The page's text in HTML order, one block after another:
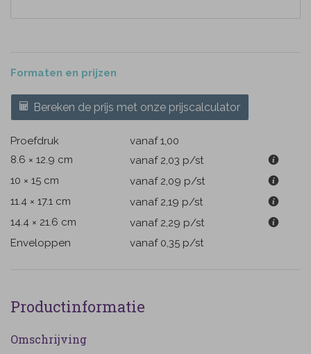
Formaten en prijzen
Bereken de prijs met onze prijscalculator
Proefdruk
vanaf 1,00
8.6 × 12.9 cm
vanaf 2,03 p/st
10 × 15 cm
vanaf 2,09 p/st
11.4 × 17.1 cm
vanaf 2,19 p/st
14.4 × 21.6 cm
vanaf 2,29 p/st
Enveloppen
vanaf 0,35 p/st
Productinformatie
Omschrijving